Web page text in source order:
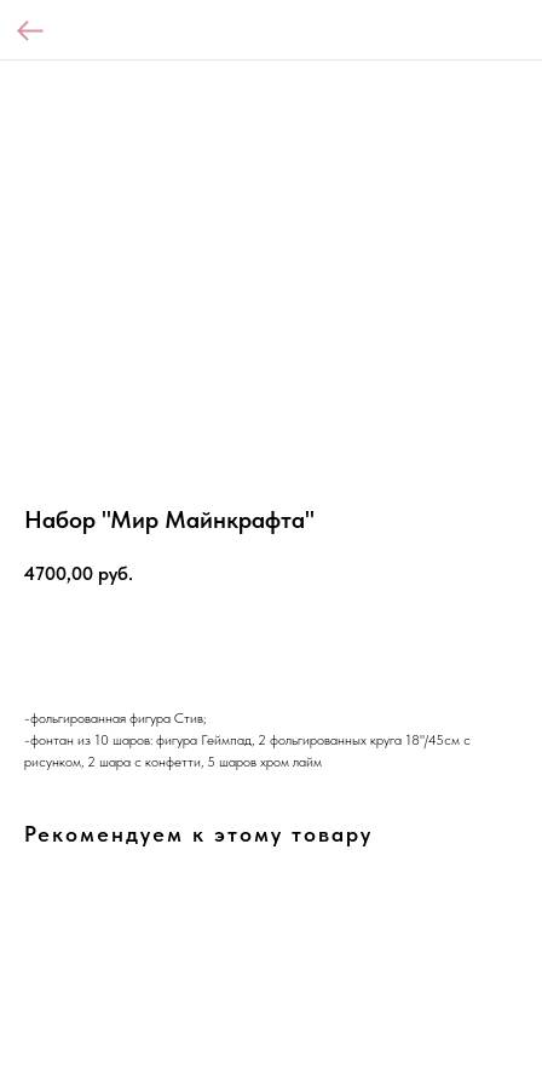
Набор "Мир Майнкрафта"
4700,00 руб.
-фольгированная фигура Стив;
-фонтан из 10 шаров: фигура Геймпад, 2 фольгированных круга 18"/45см с
рисунком, 2 шара с конфетти, 5 шаров хром лайм
Рекомендуем к этому товару